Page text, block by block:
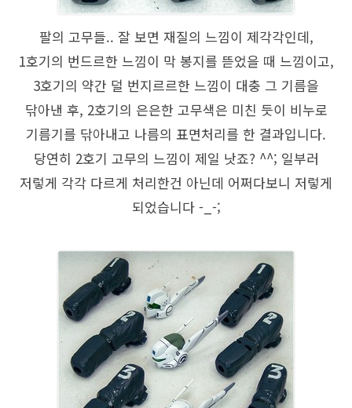
팔의 고무들.. 잘 보면 재질의 느낌이 제각각인데,
1호기의 번드르한 느낌이 막 봉지를 뜯었을 때 느낌이고,
3호기의 약간 덜 번지르르한 느낌이 대충 그 기름을
닦아낸 후, 2호기의 은은한 고무색은 미친 듯이 비누로
기름기를 닦아내고 나름의 표면처리를 한 결과입니다.
당연히 2호기 고무의 느낌이 제일 낫죠? ^^; 일부러
저렇게 각각 다르게 처리한건 아닌데 어쩌다보니 저렇게
되었습니다 -_-;